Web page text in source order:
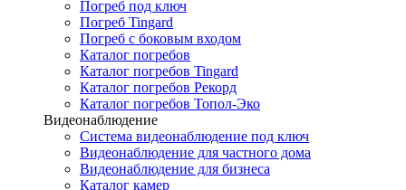
Погреб под ключ
Погреб Tingard
Погреб с боковым входом
Каталог погребов
Каталог погребов Tingard
Каталог погребов Рекорд
Каталог погребов Топол-Эко
Видеонаблюдение
Система видеонаблюдение под ключ
Видеонаблюдение для частного дома
Видеонаблюдение для бизнеса
Каталог камер